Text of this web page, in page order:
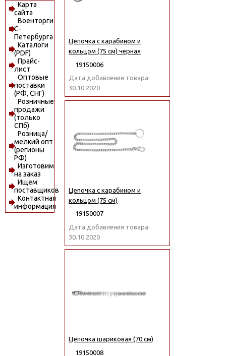
Карта
сайта
Военторги
С-
Петербурга
Каталоги
(PDF)
Прайс-
лист
Оптовые
поставки
(РФ, СНГ)
Розничные
продажи
(только
СПб)
Розница/
мелкий опт
(регионы
РФ)
Изготовим
на заказ
Ищем
поставщиков
Контактная
информация
Цепочка с карабином и
кольцом (75 см) черная
19150006
Дата добавления товара:
30.10.2020
Цепочка с карабином и
кольцом (75 см)
19150007
Дата добавления товара:
30.10.2020
Цепочка шариковая (70 см)
19150008